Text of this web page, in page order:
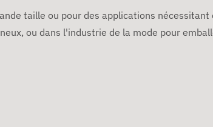
taille ou pour des applications nécessitant
ou dans l'industrie de la mode pour